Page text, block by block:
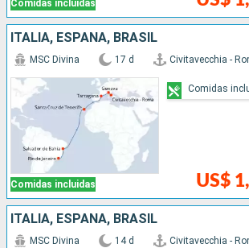
Comidas incluidas
ITALIA, ESPAÑA, BRASIL
Comidas incluidas
MSC Divina 17 d Civitavecchia -
US$
Comidas
ITALIA, ESPAÑA, BRASIL
MSC Divina 14 d Civitavecchia -